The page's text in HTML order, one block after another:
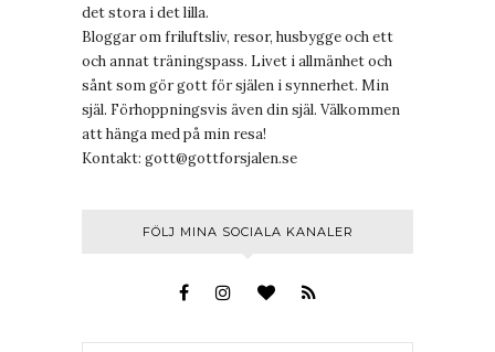
det stora i det lilla.
Bloggar om friluftsliv, resor, husbygge och ett
och annat träningspass. Livet i allmänhet och
sånt som gör gott för själen i synnerhet. Min
själ. Förhoppningsvis även din själ. Välkommen
att hänga med på min resa!
Kontakt: gott@gottforsjalen.se
FÖLJ MINA SOCIALA KANALER